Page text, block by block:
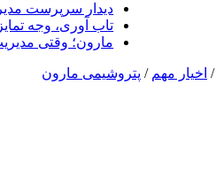
دیدار سرپرست
تاب آوری، وجه
مارون؛ وقتی
/ اخیار مهم / پتروشیمی مارون